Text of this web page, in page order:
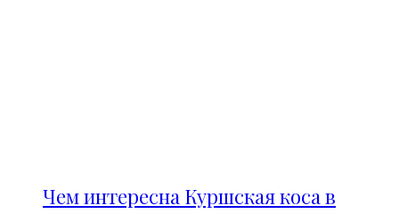
Чем интересна Куршская коса в